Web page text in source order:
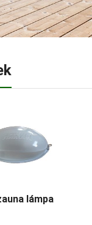
lámpa